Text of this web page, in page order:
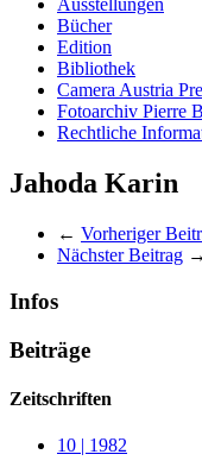
Ausstellungen
Bücher
Edition
Bibliothek
Camera Austria
Fotoarchiv Pierre
Rechtliche
Jahoda Karin
← Vorheriger
Nächster Beitrag →
Infos
Beiträge
Zeitschriften
10 | 1982